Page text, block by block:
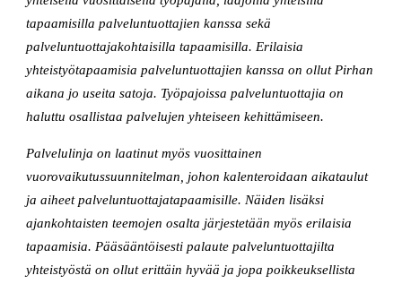
tapaamisilla palveluntuottajien kanssa sekä
palveluntuottajakohtaisilla tapaamisilla. Erilaisia
yhteistyötapaamisia palveluntuottajien kanssa on ollut Pirhan
aikana jo useita satoja. Työpajoissa palveluntuottajia on
haluttu osallistaa palvelujen yhteiseen kehittämiseen.
Palvelulinja on laatinut myös vuosittainen
vuorovaikutussuunnitelman, johon kalenteroidaan aikataulut
ja aiheet palveluntuottajatapaamisille. Näiden lisäksi
ajankohtaisten teemojen osalta järjestetään myös erilaisia
tapaamisia. Pääsääntöisesti palaute palveluntuottajilta
yhteistyöstä on ollut erittäin hyvää ja jopa poikkeuksellista